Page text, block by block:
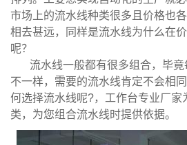
市场上的流水线种类很多且价格也
相去甚远，同样是流水线为什么在
呢？
流水线一般都有很多组合，毕
不一样，需要的流水线肯定不会相
何选择流水线呢?，工作台专业厂家
类，为您组合流水线时提供依据。